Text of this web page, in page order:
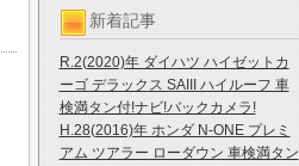
新着記事
R.2(2020)年 ダイハツ ハイゼットカ
ーゴ デラックス SAIII ハイルーフ 車
検満タン付!ナビ!バックカメラ!
H.28(2016)年 ホンダ N-ONE プレミ
アム ツアラー ローダウン 車検満タン